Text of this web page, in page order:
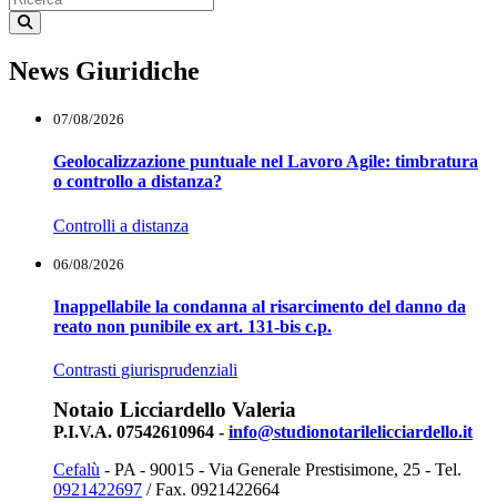
News Giuridiche
07/08/2026
Geolocalizzazione puntuale nel Lavoro Agile: timbratura
o controllo a distanza?
Controlli a distanza
06/08/2026
Inappellabile la condanna al risarcimento del danno da
reato non punibile ex art. 131-bis c.p.
Contrasti giurisprudenziali
Notaio Licciardello Valeria
P.I.V.A. 07542610964 - info@studionotarilelicciardello.it
Cefalù - PA - 90015 - Via Generale Prestisimone, 25 - Tel.
0921422697 / Fax. 0921422664